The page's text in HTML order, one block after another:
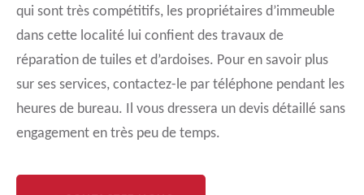
qui sont très compétitifs, les propriétaires d’immeuble
dans cette localité lui confient des travaux de
réparation de tuiles et d’ardoises. Pour en savoir plus
sur ses services, contactez-le par téléphone pendant les
heures de bureau. Il vous dressera un devis détaillé sans
engagement en très peu de temps.